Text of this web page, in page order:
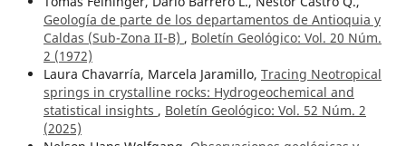
Geología de parte de los departamentos de Antioquia y
Caldas (Sub-Zona II-B) , Boletín Geológico: Vol. 20 Núm.
2 (1972)
Laura Chavarría, Marcela Jaramillo, Tracing Neotropical
springs in crystalline rocks: Hydrogeochemical and
statistical insights , Boletín Geológico: Vol. 52 Núm. 2
(2025)